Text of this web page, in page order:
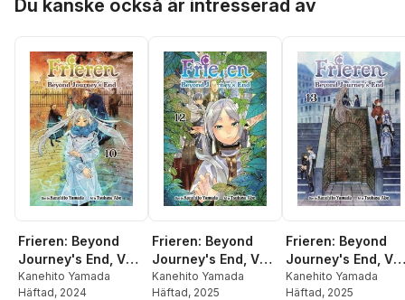
Du kanske också är intresserad av
Frieren: Beyond
Journey's End, Vol.
10
Kanehito Yamada
Häftad, 2024
Frieren: Beyond
Journey's End, Vol.
12
Kanehito Yamada
Häftad, 2025
Frieren: Beyond
Journey's End,
13
Kanehito Yamada
Häftad, 2025